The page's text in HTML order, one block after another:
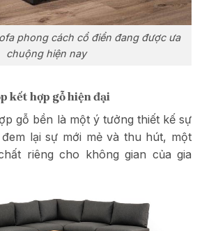
phong cách cổ điển đang được ưa
chuộng hiện nay
kết hợp gỗ hiện đại
gỗ bền là một ý tưởng thiết kế sự
lại sự mới mẻ và thu hút, một
riêng cho không gian của gia